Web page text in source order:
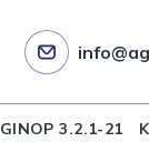
GINOP 3.2.1-21